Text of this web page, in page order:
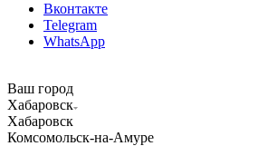
Вконтакте
Telegram
WhatsApp
Ваш город
Хабаровск
Хабаровск
Комсомольск-на-Амуре